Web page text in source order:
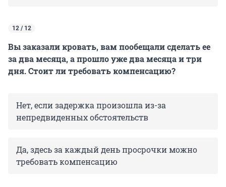
12 / 12
Вы заказали кровать, вам пообещали сделать ее
за два месяца, а прошло уже два месяца и три
дня. Стоит ли требовать компенсацию?
Нет, если задержка произошла из-за
непредвиденных обстоятельств
Да, здесь за каждый день просрочки можно
требовать компенсацию